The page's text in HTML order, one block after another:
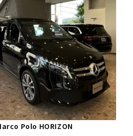
Polo HORIZON